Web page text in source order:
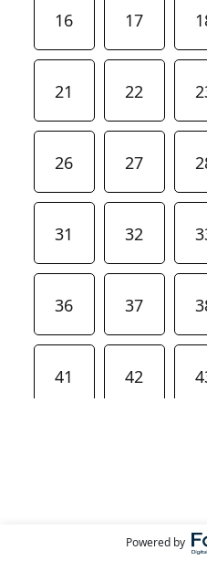
16 17
21 22
26 27
31 32
36 37
41 42
Powered by